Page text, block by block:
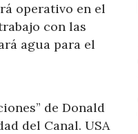
operativo en el
con las
agua para el
de Donald
del Canal. USA